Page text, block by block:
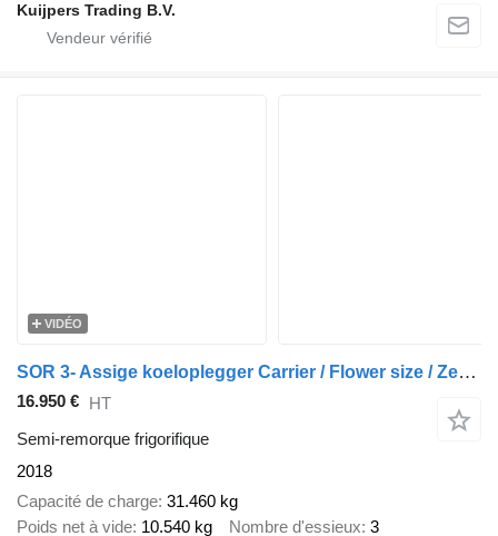
Kuijpers Trading B.V.
VIDÉO
SOR 3- Assige koeloplegger Carrier / Flower size / Zepro 2500kg
16.950 € HT
Semi-remorque frigorifique
2018
Capacité de charge 31.460 kg
Poids net à vide 10.540 kg Nombre d'essieux 3